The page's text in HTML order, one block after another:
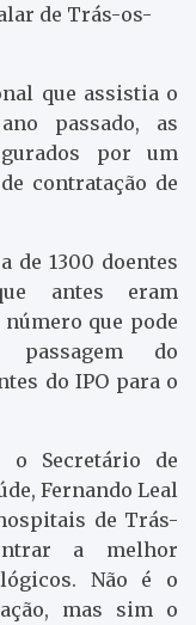
de Trás-os-
que assistia o
passado, as
por um
contratação de
de 1300 doentes
antes eram
que pode
do
do IPO para o
o Secretário de
Fernando Leal
de Trás-
a melhor
Não é o
mas sim o